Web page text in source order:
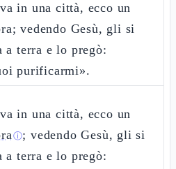
in una città, ecco un
vedendo Gesù, gli si
a terra e lo pregò:
purificarmi».
in una città, ecco un
ⓘ; vedendo Gesù, gli si
a terra e lo pregò: